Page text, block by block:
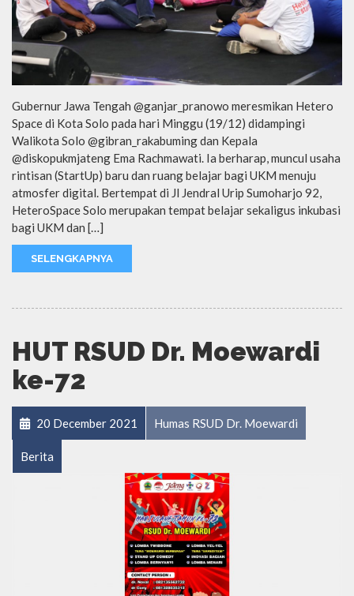
Gubernur Jawa Tengah @ganjar_pranowo meresmikan Hetero
Space di Kota Solo pada hari Minggu (19/12) didampingi
Walikota Solo @gibran_rakabuming dan Kepala
@diskopukmjateng Ema Rachmawati. Ia berharap, muncul usaha
rintisan (StartUp) baru dan ruang belajar bagi UKM menuju
atmosfer digital. Bertempat di Jl Jendral Urip Sumoharjo 92,
HeteroSpace Solo merupakan tempat belajar sekaligus inkubasi
bagi UKM dan […]
SELENGKAPNYA
HUT RSUD Dr. Moewardi
ke-72
20 December 2021 Humas RSUD Dr. Moewardi
Berita